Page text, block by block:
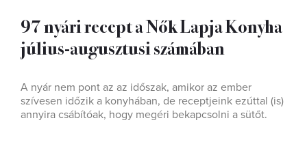
97 nyári recept a Nők Lapja Konyha
július-augusztusi számában
A nyár nem pont az az időszak, amikor az ember
szívesen időzik a konyhában, de receptjeink ezúttal (is)
annyira csábítóak, hogy megéri bekapcsolni a sütőt.